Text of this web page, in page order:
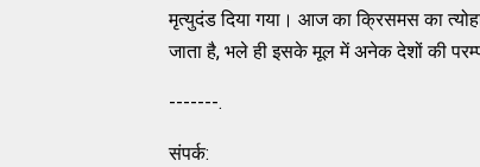
मृत्युदंड दिया गया। आज का क्रिसमस का
जाता है, भले ही इसके मूल में अनेक देशों की
-------.
संपर्क: